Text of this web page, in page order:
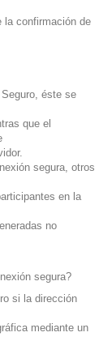
la confirmación de
éste se
que el
segura, otros
en la
no
segura?
si la dirección
mediante un